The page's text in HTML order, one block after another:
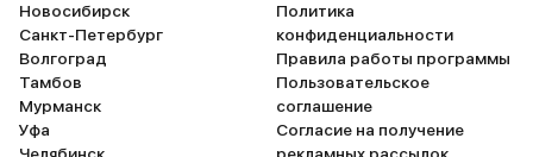
Новосибирск
Санкт-Петербург
Волгоград
Тамбов
Мурманск
Уфа
Политика
конфиденциальности
Правила работы программы
Пользовательское
соглашение
Согласие на получение